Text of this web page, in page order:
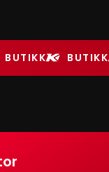
BUTIKK BUTIKK